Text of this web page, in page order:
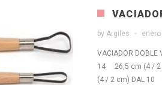
by Argiles
VACIADOR
14 26,5 cm (4 / 2
(4 / 2 cm) DAL